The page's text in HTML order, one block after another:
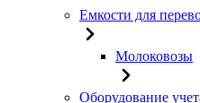
Емкости для
Молоковозы
Оборудование